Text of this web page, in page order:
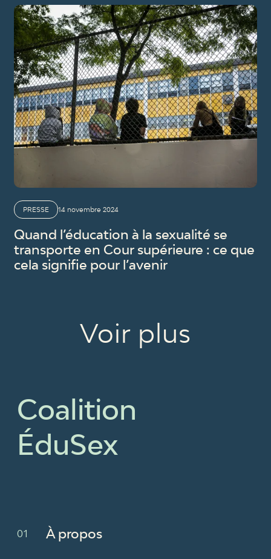
PRESSE 14 novembre 2024
Quand l’éducation à la sexualité se
transporte en Cour supérieure : ce que
cela signifie pour l’avenir
Voir plus
Coalition
ÉduSex
À propos